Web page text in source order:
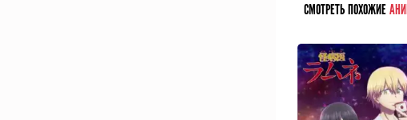
СМОТРЕТЬ ПОХОЖИЕ